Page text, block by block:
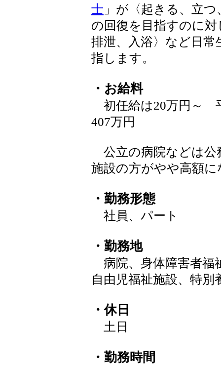
士 」が〈起きる、立
の回復を目指すのに
排泄、入浴〉など日
指します。
・お給料
初任給は20万円～
407万円
公立の病院などは公
施設の方がやや高額
・勤務形態
社員、パート
・勤務地
病院、身体障害者福
自由児福祉施設、特
・休日
土日
・勤務時間